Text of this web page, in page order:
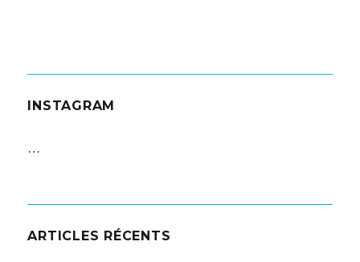
INSTAGRAM
…
ARTICLES RÉCENTS